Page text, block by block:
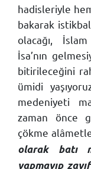
hadisleriyle
bakarak
olacağı,
İsa’nın
bitirileceğini
ümidi
medeniyeti
zaman önce
çökme
olarak batı
yapmayıp